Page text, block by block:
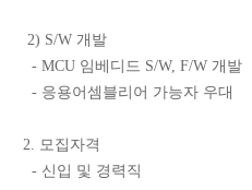
2) S/W 개발
- MCU 임베디드 S/W, F/W 개발
- 응용어셈블리어 가능자 우대
2. 모집자격
- 신입 및 경력직